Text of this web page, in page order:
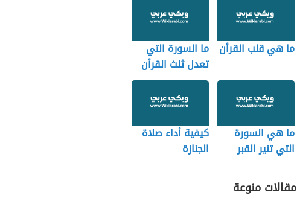
ما هي قلب القرأن ما السورة التي
تعدل ثلث القرأن
ما هي السورة
التي تنير القبر
كيفية أداء صلاة
الجنازة
مقالات منوعة